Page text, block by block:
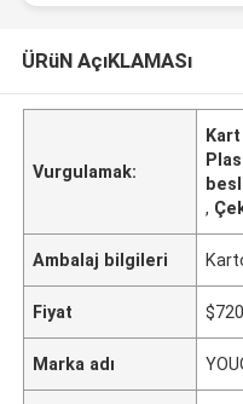
ÜRüN AçıKLAMASı
Vurgulamak:
,
Ambalaj bilgileri
Fiyat
Marka adı